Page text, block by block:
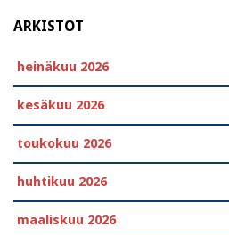
ARKISTOT
heinäkuu 2026
kesäkuu 2026
toukokuu 2026
huhtikuu 2026
maaliskuu 2026